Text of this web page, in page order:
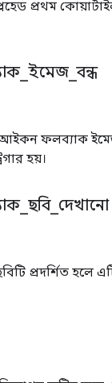
প্রথম
_ ইমেজ _বন্ধ
ফলব্যাক
হয়।
_ ছবি_ দেখানো
প্রদর্শিত হলে এটি